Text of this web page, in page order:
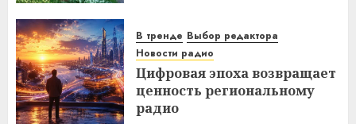
В тренде Выбор редактора
Новости радио
Цифровая эпоха возвращает
ценность региональному
радио